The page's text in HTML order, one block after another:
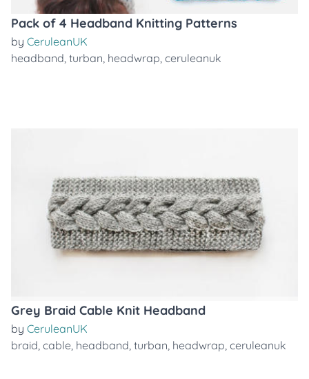
Pack of 4 Headband Knitting Patterns
by CeruleanUK
headband, turban, headwrap, ceruleanuk
Grey Braid Cable Knit Headband
by CeruleanUK
braid, cable, headband, turban, headwrap, ceruleanuk